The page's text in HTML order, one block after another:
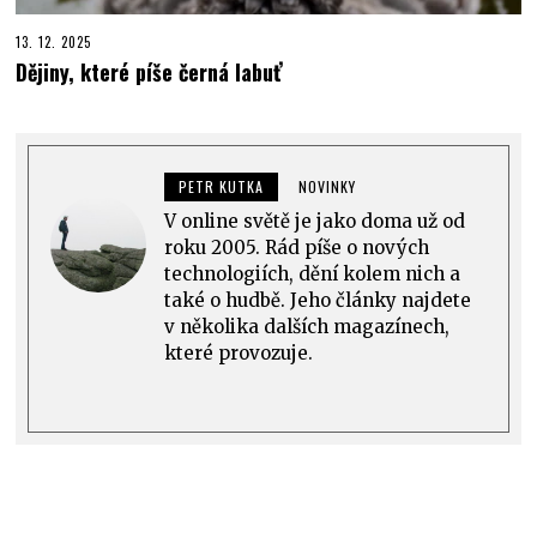
13. 12. 2025
Dějiny, které píše černá labuť
PETR KUTKA NOVINKY
V online světě je jako doma už od
roku 2005. Rád píše o nových
technologiích, dění kolem nich a
také o hudbě. Jeho články najdete
v několika dalších magazínech,
které provozuje.